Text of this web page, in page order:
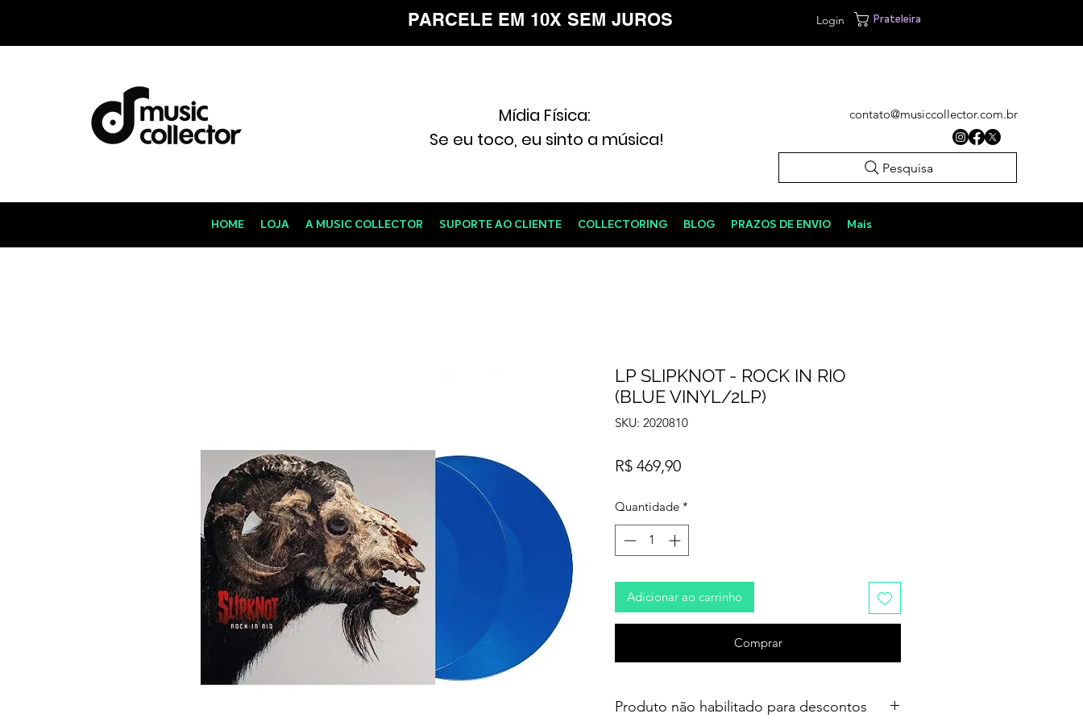
PARCELE EM 10X SEM JUROS Prateleira
Login
Mídia Física:
Se eu toco, eu sinto a música!
contato@musiccollector.com.br
Pesquisa
HOME LOJA A MUSIC COLLECTOR SUPORTE AO CLIENTE COLLECTORING BLOG PRAZOS DE ENVIO Mais
LP SLIPKNOT - ROCK IN RIO
(BLUE VINYL/2LP)
SKU: 2020810
R$ 469,90Preço
Quantidade *
Adicionar ao carrinho
Comprar
Produto não habilitado para descontos